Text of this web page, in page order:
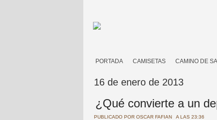
PORTADA CAMISETAS CAMINO DE
16 de enero de 2013
¿Qué convierte a un
PUBLICADO POR OSCAR FAFIAN A LAS 23:36